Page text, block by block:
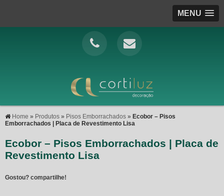
MENU
Home » Produtos » Pisos Emborrachados » Ecobor – Pisos
Emborrachados | Placa de Revestimento Lisa
Ecobor – Pisos Emborrachados | Placa de
Revestimento Lisa
Gostou? compartilhe!